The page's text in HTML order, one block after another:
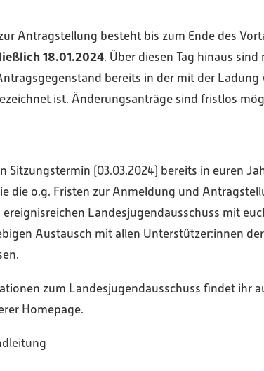
Antragstellung besteht bis zum Ende des
18.01.2024. Über diesen Tag hinaus
bereits in der mit der
ist. Änderungsanträge sind fristlos
Sitzungstermin (03.03.2024) bereits in euren
die o.g. Fristen zur Anmeldung und
Landesjugendausschuss mit
Austausch mit allen Unterstützer:innen
zum Landesjugendausschuss findet ihr
Homepage.